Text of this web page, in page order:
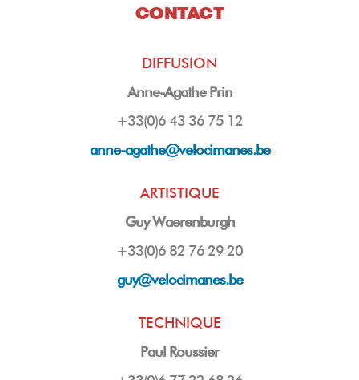
CONTACT
DIFFUSION
Anne-Agathe Prin
+33(0)6 43 36 75 12
anne-agathe@velocimanes.be
ARTISTIQUE
Guy Waerenburgh
+33(0)6 82 76 29 20
guy@velocimanes.be
TECHNIQUE
Paul Roussier